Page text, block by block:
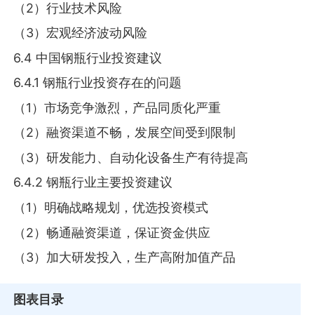
（2）行业技术风险
（3）宏观经济波动风险
6.4 中国钢瓶行业投资建议
6.4.1 钢瓶行业投资存在的问题
（1）市场竞争激烈，产品同质化严重
（2）融资渠道不畅，发展空间受到限制
（3）研发能力、自动化设备生产有待提高
6.4.2 钢瓶行业主要投资建议
（1）明确战略规划，优选投资模式
（2）畅通融资渠道，保证资金供应
（3）加大研发投入，生产高附加值产品
图表目录